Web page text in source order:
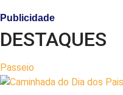
Publicidade
DESTAQUES
Passeio